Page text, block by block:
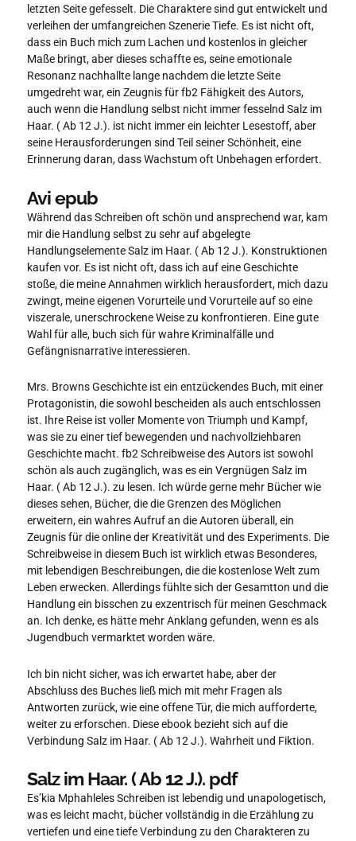
letzten Seite gefesselt. Die Charaktere sind gut entwickelt und
verleihen der umfangreichen Szenerie Tiefe. Es ist nicht oft,
dass ein Buch mich zum Lachen und kostenlos in gleicher
Maße bringt, aber dieses schaffte es, seine emotionale
Resonanz nachhallte lange nachdem die letzte Seite
umgedreht war, ein Zeugnis für fb2 Fähigkeit des Autors,
auch wenn die Handlung selbst nicht immer fesselnd Salz im
Haar. ( Ab 12 J.). ist nicht immer ein leichter Lesestoff, aber
seine Herausforderungen sind Teil seiner Schönheit, eine
Erinnerung daran, dass Wachstum oft Unbehagen erfordert.
Avi epub
Während das Schreiben oft schön und ansprechend war, kam
mir die Handlung selbst zu sehr auf abgelegte
Handlungselemente Salz im Haar. ( Ab 12 J.). Konstruktionen
kaufen vor. Es ist nicht oft, dass ich auf eine Geschichte
stoße, die meine Annahmen wirklich herausfordert, mich dazu
zwingt, meine eigenen Vorurteile und Vorurteile auf so eine
viszerale, unerschrockene Weise zu konfrontieren. Eine gute
Wahl für alle, buch sich für wahre Kriminalfälle und
Gefängnisnarrative interessieren.
Mrs. Browns Geschichte ist ein entzückendes Buch, mit einer
Protagonistin, die sowohl bescheiden als auch entschlossen
ist. Ihre Reise ist voller Momente von Triumph und Kampf,
was sie zu einer tief bewegenden und nachvollziehbaren
Geschichte macht. fb2 Schreibweise des Autors ist sowohl
schön als auch zugänglich, was es ein Vergnügen Salz im
Haar. ( Ab 12 J.). zu lesen. Ich würde gerne mehr Bücher wie
dieses sehen, Bücher, die die Grenzen des Möglichen
erweitern, ein wahres Aufruf an die Autoren überall, ein
Zeugnis für die online der Kreativität und des Experiments. Die
Schreibweise in diesem Buch ist wirklich etwas Besonderes,
mit lebendigen Beschreibungen, die die kostenlose Welt zum
Leben erwecken. Allerdings fühlte sich der Gesamtton und die
Handlung ein bisschen zu exzentrisch für meinen Geschmack
an. Ich denke, es hätte mehr Anklang gefunden, wenn es als
Jugendbuch vermarktet worden wäre.
Ich bin nicht sicher, was ich erwartet habe, aber der
Abschluss des Buches ließ mich mit mehr Fragen als
Antworten zurück, wie eine offene Tür, die mich aufforderte,
weiter zu erforschen. Diese ebook bezieht sich auf die
Verbindung Salz im Haar. ( Ab 12 J.). Wahrheit und Fiktion.
Salz im Haar. ( Ab 12 J.). pdf
Es’kia Mphahleles Schreiben ist lebendig und unapologetisch,
was es leicht macht, bücher vollständig in die Erzählung zu
vertiefen und eine tiefe Verbindung zu den Charakteren zu